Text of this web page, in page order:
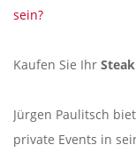
sein?
Kaufen Sie Ihr Steak
Jürgen Paulitsch
private Events in